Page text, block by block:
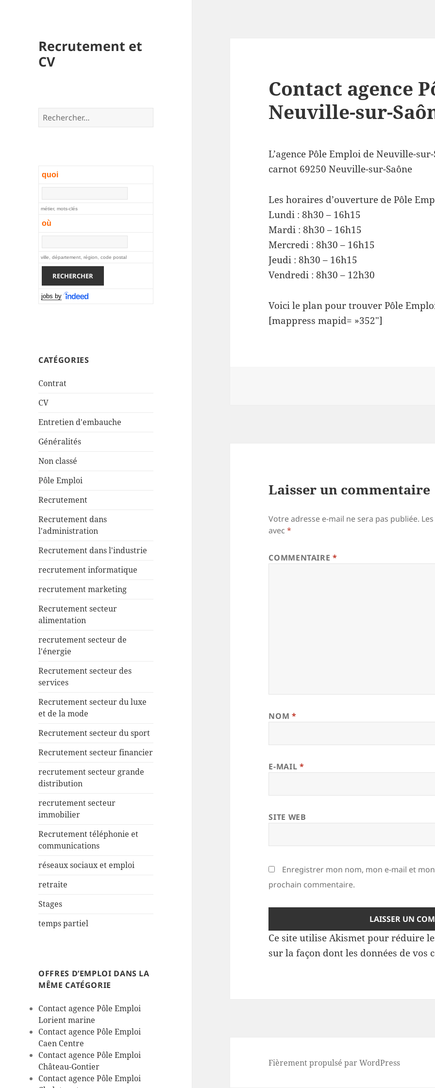
Recrutement et
CV
Rechercher :
quoi
métier, mots-clés
où
ville, département, région, code postal
jobs by
CATÉGORIES
Contrat
CV
Entretien d'embauche
Généralités
Non classé
Pôle Emploi
Recrutement
Recrutement dans
l'administration
Recrutement dans l'industrie
recrutement informatique
recrutement marketing
Recrutement secteur
alimentation
recrutement secteur de
l'énergie
Recrutement secteur des
services
Recrutement secteur du luxe
et de la mode
Recrutement secteur du sport
Recrutement secteur financier
recrutement secteur grande
distribution
recrutement secteur
immobilier
Recrutement téléphonie et
communications
réseaux sociaux et emploi
retraite
Stages
temps partiel
OFFRES D’EMPLOI DANS LA
MÊME CATÉGORIE
Contact agence Pôle Emploi
Lorient marine
Contact agence Pôle Emploi
Caen Centre
Contact agence Pôle Emploi
Château-Gontier
Contact agence Pôle Emploi
Contact agence
Neuville-sur-
L’agence Pôle Emploi de Neuville-
carnot 69250 Neuville-sur-Saône
Les horaires d’ouverture de Pôle
Lundi : 8h30 – 16h15
Mardi : 8h30 – 16h15
Mercredi : 8h30 – 16h15
Jeudi : 8h30 – 16h15
Vendredi : 8h30 – 12h30
Voici le plan pour trouver Pôle
[mappress mapid= »352″]
Laisser un commentaire
Votre adresse e-mail ne sera pas publiée.
avec*
COMMENTAIRE*
NOM *
E-MAIL *
SITE WEB
Enregistrer mon nom, mon e-mail et
prochain commentaire.
Ce site utilise Akismet pour réduire
sur la façon dont les données de vos
Fièrement propulsé par WordPress